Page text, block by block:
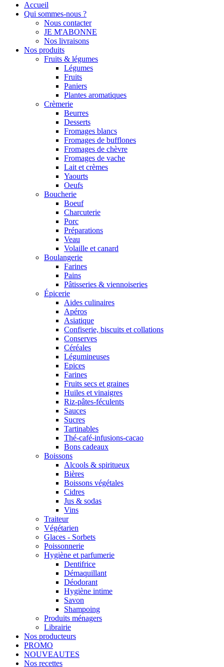
Accueil
Qui sommes-nous ?
Nous contacter
JE M'ABONNE
Nos livraisons
Nos produits
Fruits & légumes
Légumes
Fruits
Paniers
Plantes aromatiques
Crèmerie
Beurres
Desserts
Fromages blancs
Fromages de bufflones
Fromages de chèvre
Fromages de vache
Lait et crèmes
Yaourts
Oeufs
Boucherie
Boeuf
Charcuterie
Porc
Préparations
Veau
Volaille et canard
Boulangerie
Farines
Pains
Pâtisseries & viennoiseries
Épicerie
Aides culinaires
Apéros
Asiatique
Confiserie, biscuits et collations
Conserves
Céréales
Légumineuses
Epices
Farines
Fruits secs et graines
Huiles et vinaigres
Riz-pâtes-féculents
Sauces
Sucres
Tartinables
Thé-café-infusions-cacao
Bons cadeaux
Boissons
Alcools & spiritueux
Bières
Boissons végétales
Cidres
Jus & sodas
Vins
Traiteur
Végétarien
Glaces - Sorbets
Poissonnerie
Hygiène et parfumerie
Dentifrice
Démaquillant
Déodorant
Hygiène intime
Savon
Shampoing
Produits ménagers
Librairie
Nos producteurs
PROMO
NOUVEAUTES
Nos recettes